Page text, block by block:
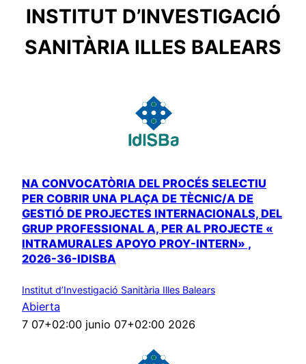
INSTITUT D’INVESTIGACIÓ
SANITÀRIA ILLES BALEARS
NA CONVOCATÒRIA DEL PROCÉS SELECTIU
PER COBRIR UNA PLAÇA DE TÈCNIC/A DE
GESTIÓ DE PROJECTES INTERNACIONALS, DEL
GRUP PROFESSIONAL A, PER AL PROJECTE «
INTRAMURALES APOYO PROY-INTERN» ,
2026-36-IDISBA
Institut d’Investigació Sanitària Illes Balears
Abierta
7 07+02:00 junio 07+02:00 2026